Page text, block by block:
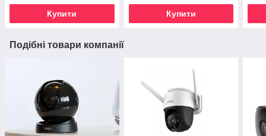
Купити Купити
Подібні товари компанії